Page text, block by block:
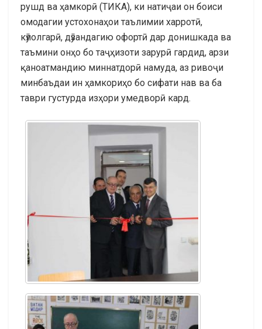
рушд ва ҳамкорӣ (ТИКА), ки натиҷаи он боиси
омодагии устохонаҳои таълимии харротӣ,
кӯлолгарӣ, дӯзандагию офортӣ дар донишкада ва
таъмини онҳо бо таҷҳизоти зарурӣ гардид, арзи
қаноатмандию миннатдорӣ намуда, аз ривоҷи
минбаъдаи ин ҳамкориҳо бо сифати нав ва ба
таври густурда изҳори умедворӣ кард.